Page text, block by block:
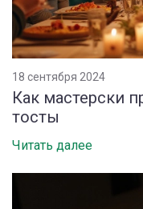
18 сентября 2024
Как мастерски
тосты
Читать далее